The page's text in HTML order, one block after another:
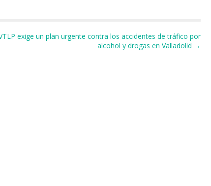
exige un plan urgente contra los accidentes de tráfico por
alcohol y drogas en Valladolid →